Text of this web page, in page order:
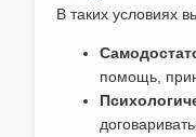
В таких условиях
помощь,